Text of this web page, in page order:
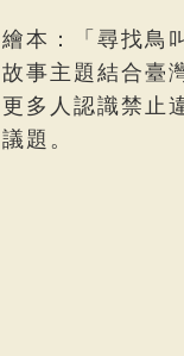
本：「尋找鳥
事主題結合臺
多人認識禁止
題。